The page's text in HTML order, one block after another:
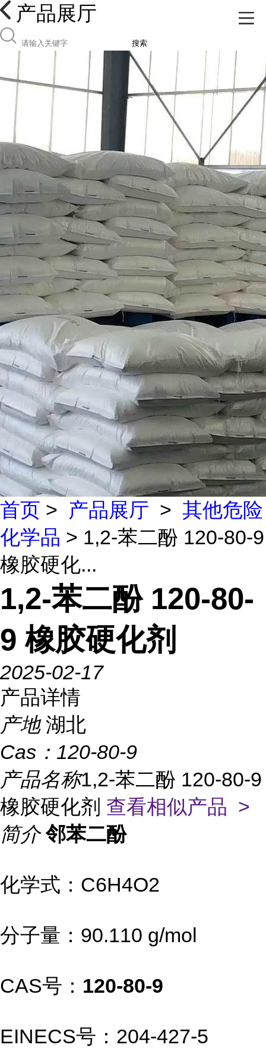
产品展厅
搜索
首页 > 产品展厅 > 其他危险
化学品 > 1,2-苯二酚 120-80-9
橡胶硬化...
1,2-苯二酚 120-80-
9 橡胶硬化剂
2025-02-17
产品详情
产地 湖北
Cas： 120-80-9
产品名称1,2-苯二酚 120-80-9
橡胶硬化剂 查看相似产品 >
简介 邻苯二酚
化学式：C6H4O2
分子量：90.110 g/mol
CAS号： 120-80-9
EINECS号：204-427-5